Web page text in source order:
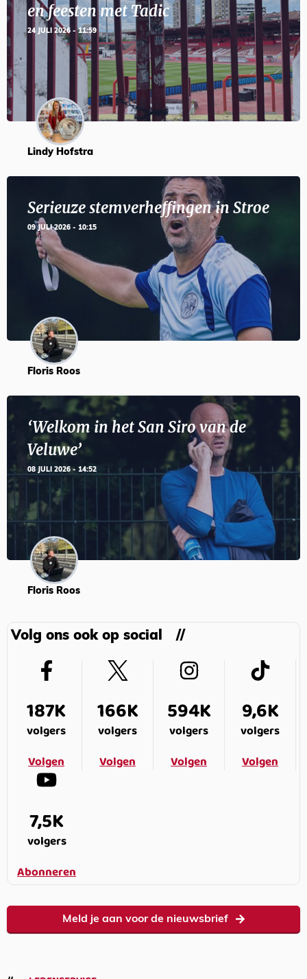
en feesten met Tadic
24 JULI 2026 - 11:59
Lindy Hofstra
Serieuze stemverheffingen in Stroe
09 JULI 2026 - 10:15
Floris Roos
‘Welkom in het San Siro van de
Veluwe’
08 JULI 2026 - 14:52
Floris Roos
Volg ons ook op social
187K
volgers
Volgen
166K
volgers
Volgen
594K
volgers
Volgen
9,6K
volgers
Volgen
7,5K
volgers
Abonneren
Meld je aan voor de nieuwsbrief